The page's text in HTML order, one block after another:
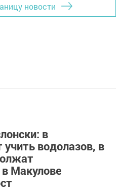
новости
в
водолазов, в
в Макулове